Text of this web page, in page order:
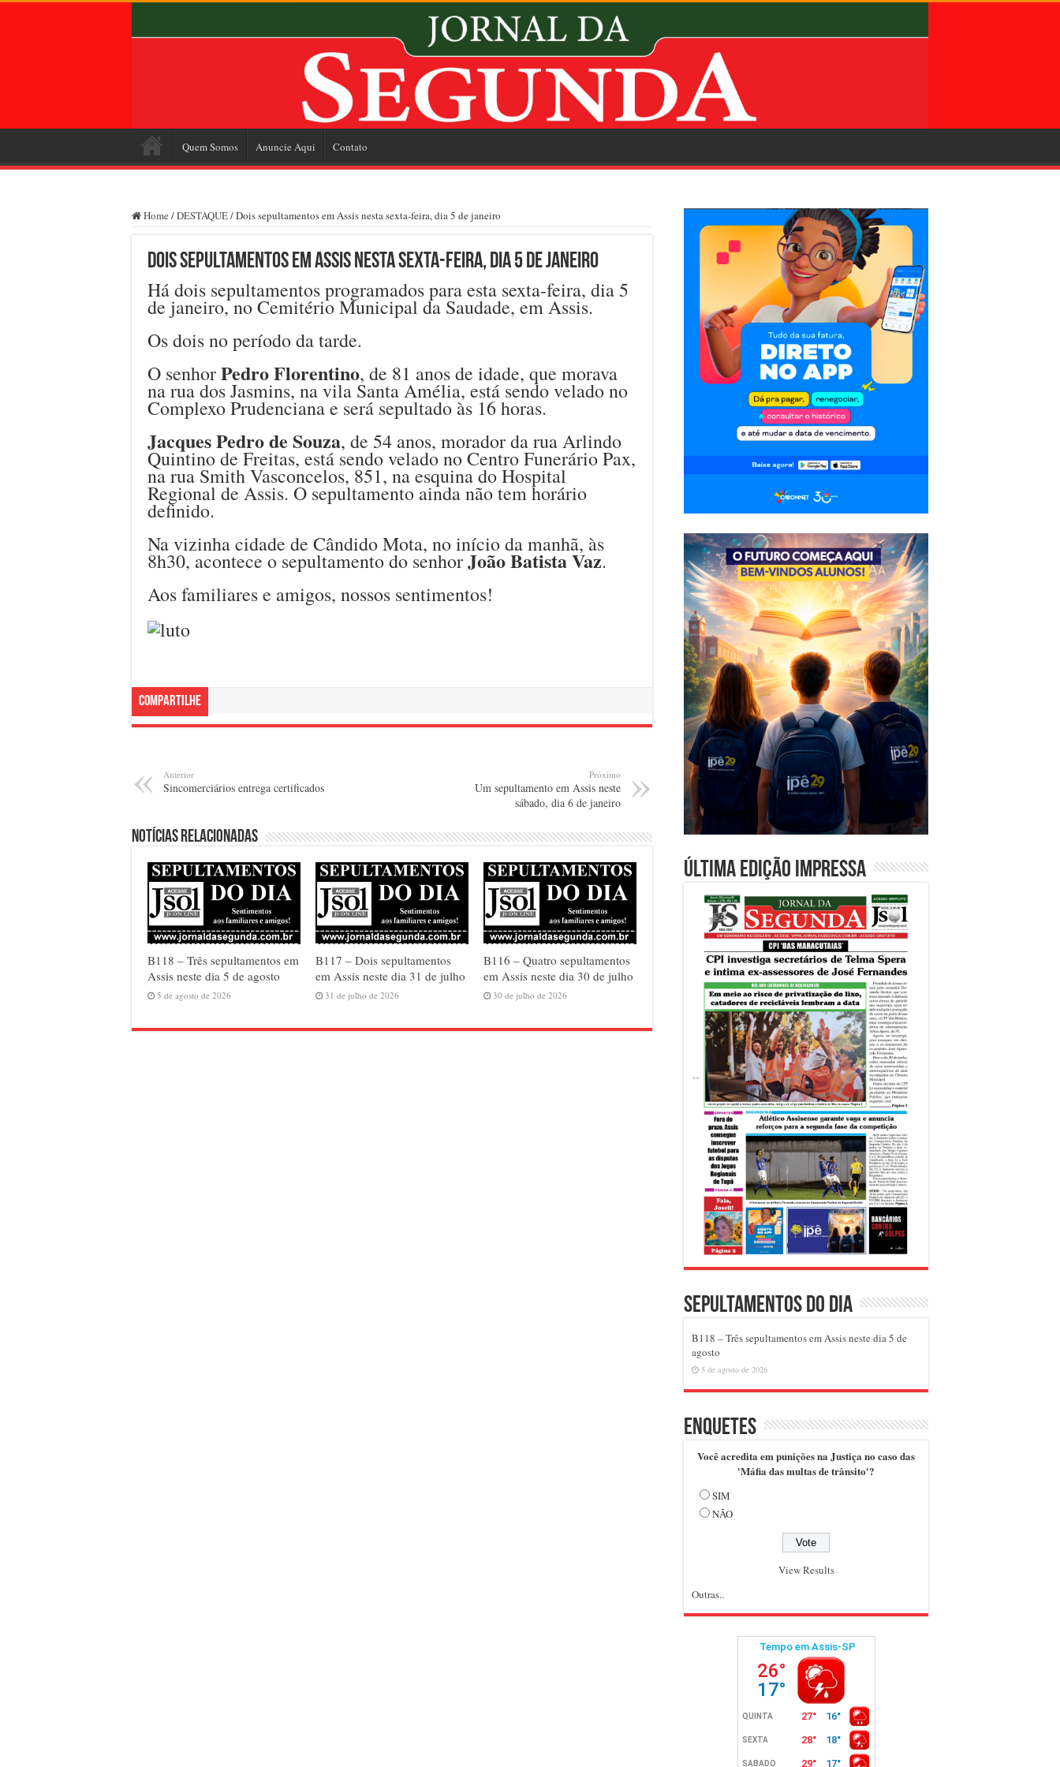
Quem Somos Anuncie Aqui Contato
Home /DESTAQUE/Dois sepultamentos em Assis nesta sexta-feira, dia 5 de janeiro
Dois sepultamentos em Assis nesta sexta-feira, dia 5 de janeiro
Há dois sepultamentos programados para esta sexta-feira, dia 5
de janeiro, no Cemitério Municipal da Saudade, em Assis.
Os dois no período da tarde.
O senhorPedro Florentino, de 81 anos de idade, que morava
na rua dos Jasmins, na vila Santa Amélia, está sendo velado no
Complexo Prudenciana e será sepultado às 16 horas.
Jacques Pedro de Souza, de 54 anos, morador da rua Arlindo
Quintino de Freitas, está sendo velado no Centro Funerário Pax,
na rua Smith Vasconcelos, 851, na esquina do Hospital
Regional de Assis. O sepultamento ainda não tem horário
definido.
Na vizinha cidade de Cândido Mota, no início da manhã, às
8h30, acontece o sepultamento do senhorJoão Batista Vaz.
Aos familiares e amigos, nossos sentimentos!
Compartilhe
Anterior
Sincomerciários entrega certificados
Próximo
Um sepultamento em Assis neste
sábado, dia 6 de janeiro
Notícias relacionadas
B118 – Três sepultamentos em
Assis neste dia 5 de agosto
5 de agosto de 2026
B117 – Dois sepultamentos
em Assis neste dia 31 de julho
31 de julho de 2026
B116 – Quatro sepultamentos
em Assis neste dia 30 de julho
30 de julho de 2026
Última edição impressa
Sepultamentos do dia
B118 – Três sepultamentos em Assis neste dia 5 de
agosto
5 de agosto de 2026
Enquetes
Você acredita em punições na Justiça no caso das
'Máfia das multas de trânsito'?
SIM
NÃO
View Results
Outras..